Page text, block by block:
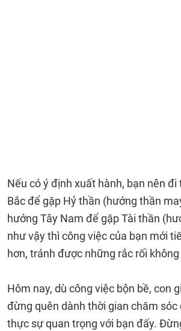
Nếu có ý định xuất hành, bạn nên
Bắc để gặp Hỷ thần (hướng thần
hướng Tây Nam để gặp Tài thần
như vậy thì công việc của bạn mới
hơn, tránh được những rắc rối
Hôm nay, dù công việc bộn bề, con
đừng quên dành thời gian chăm sóc
thực sự quan trọng với bạn đấy.